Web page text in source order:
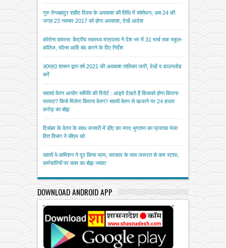
गुरु तेगबहादुर शहीद दिवस के अवकाश की तिथि में संशोधन, अब 24 की
जगह 23 नवम्बर 2017 को होगा अवकाश, देखें आदेश
कोरोना वायरस: केंद्रीय स्वास्थ्य मंत्रालय ने देश भर में 31 मार्च तक स्कूल-
कॉलेज, मॉल्स आदि बंद करने के दिए निर्देश
उ0प्र0 शासन द्वारा वर्ष 2021 की अवकाश तालिका जारी, देखें व डाउनलोड
करें
सातवां वेतन आयोग समिति की रिपोर्ट : आइये देखते हैं किसको होगा कितना
फायदा? किसे मिलेगा कितना वेतन? सातवें वेतन से खजाने पर 24 हजार
करोड़ का बोझ
दिसंबर के वेतन के साथ जनवरी में डीए का नगद भुगतान का प्रस्ताव भेजा
वित्त विभाग ने सीएम को
सातवें पे-कमिशन ने दूर किया भ्रम, सरकार के पास जरूरत से कम स्टाफ,
कर्मचारियों पर काम का बोझ ज्यादा
DOWNLOAD ANDROID APP